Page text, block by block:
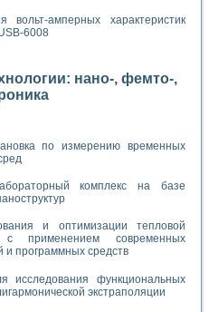
вольт-амперных характеристик
6008
нано-, фемто-,
по измерению временных
комплекс на базе
и оптимизации тепловой
с применением современных
программных средств
исследования функциональных
экстраполяции